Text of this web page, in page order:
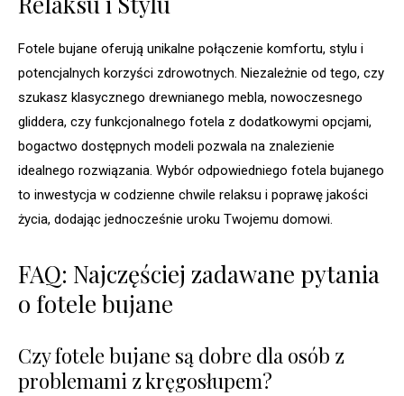
Fotele bujane oferują unikalne połączenie komfortu, stylu i
potencjalnych korzyści zdrowotnych. Niezależnie od tego, czy
szukasz klasycznego drewnianego mebla, nowoczesnego
gliddera, czy funkcjonalnego fotela z dodatkowymi opcjami,
bogactwo dostępnych modeli pozwala na znalezienie
idealnego rozwiązania. Wybór odpowiedniego fotela bujanego
to inwestycja w codzienne chwile relaksu i poprawę jakości
życia, dodając jednocześnie uroku Twojemu domowi.
FAQ: Najczęściej zadawane pytania
o fotele bujane
Czy fotele bujane są dobre dla osób z
problemami z kręgosłupem?